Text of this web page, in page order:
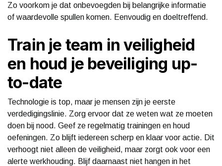
Zo voorkom je dat onbevoegden bij belangrijke informatie
of waardevolle spullen komen. Eenvoudig en doeltreffend.
Train je team in veiligheid
en houd je beveiliging up-
to-date
Technologie is top, maar je mensen zijn je eerste
verdedigingslinie. Zorg ervoor dat ze weten wat ze moeten
doen bij nood. Geef ze regelmatig trainingen en houd
oefeningen. Zo blijft iedereen scherp en klaar voor actie. Dit
verhoogt niet alleen de veiligheid, maar zorgt ook voor een
alerte werkhouding. Blijf daarnaast niet hangen in het